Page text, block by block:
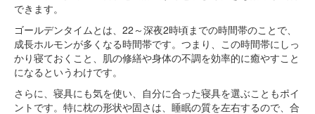
できます。
ゴールデンタイムとは、22～深夜2時頃までの時間帯のことで、
成長ホルモンが多くなる時間帯です。つまり、この時間帯にしっ
かり寝ておくこと、肌の修繕や身体の不調を効率的に癒やすこと
になるというわけです。
さらに、寝具にも気を使い、自分に合った寝具を選ぶこともポイ
ントです。特に枕の形状や固さは、睡眠の質を左右するので、合